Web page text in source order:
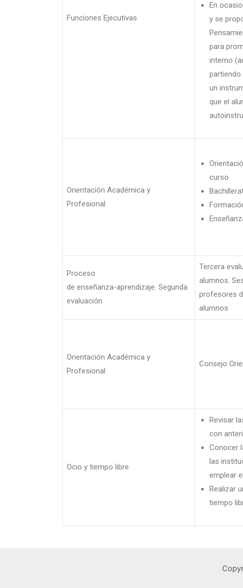
Funciones Ejecutivas
En
y se
para
interno
partiendo
un
que el
Orientación Académica y
Profesional
curso
Proceso
de enseñanza-aprendizaje. Segunda
evaluación
Tercera
alumnos.
profesores
alumnos
Orientación Académica y
Profesional
Consejo
Ocio y tiempo libre
Revisar
con
Conocer
las
emplear
Realizar
tiempo